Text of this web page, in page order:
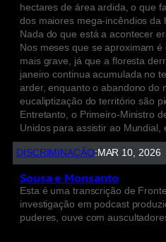
hectares de área ardida, o que
dos maiores mega-incêndios da
Nada do que está a acontecer
Nos meses que se aproximam
mais grave, já que a floresta
janeiro continua acumulada no
arder, enquanto o abandono do
eucaliptização do território são
Entretanto, o Primeiro-Ministro
Unidos para assistir ao Mundial,
DISCRIMINAÇÃO: MAR 10, 2026
Sousa e Monsanto
Esta é uma transcrição de
investigação em podcast
puderes, ouve com